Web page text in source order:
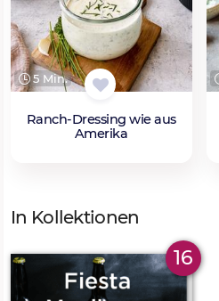
5 Min.
Ranch-Dressing wie aus
Amerika
In Kollektionen
16